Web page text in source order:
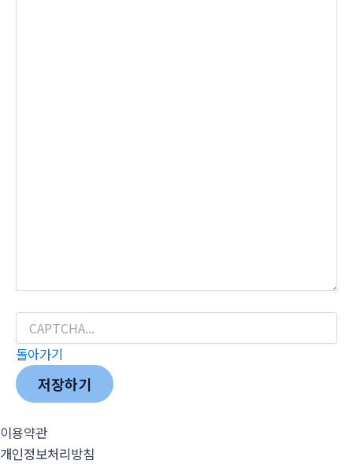
돌아가기
저장하기
이용약관
개인정보처리방침